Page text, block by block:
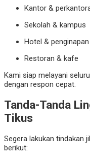
Kantor &
Sekolah & kampus
Hotel & penginapan
Restoran & kafe
Kami siap melayani
dengan respon cepat.
Tanda-Tanda
Tikus
Segera lakukan tindakan
berikut: